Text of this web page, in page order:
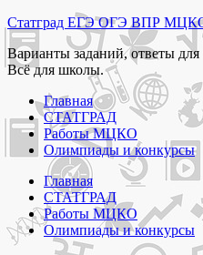
Перейти
к
содержимому
Статград ЕГЭ ОГЭ ВПР
Варианты заданий, ответы
Всё для школы.
Главная
СТАТГРАД
Работы МЦКО
Олимпиады и конкурсы
Главная
СТАТГРАД
Работы МЦКО
Олимпиады и конкурсы